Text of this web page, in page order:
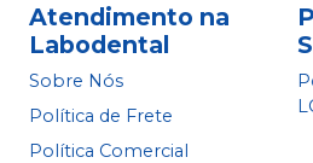
Atendimento na
Labodental
Sobre Nós
Política de Frete
Política Comercial